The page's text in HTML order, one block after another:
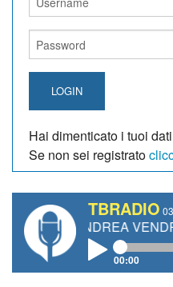
LOGIN
Hai dimenticato i tuoi
Se non sei registrato
TBRADIO
VENDRAME,
00:00